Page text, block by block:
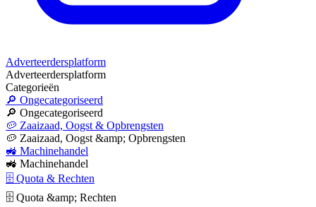
Adverteerdersplatform
Adverteerdersplatform
Categorieën
🔎 Ongecategoriseerd
🔎 Ongecategoriseerd
🥔 Zaaizaad, Oogst & Opbrengsten
🥔 Zaaizaad, Oogst &amp; Opbrengsten
🚜 Machinehandel
🚜 Machinehandel
🗄 Quota & Rechten
🗄 Quota &amp; Rechten